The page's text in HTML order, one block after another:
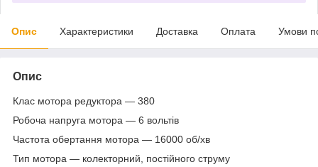
Опис Характеристики Доставка Оплата Умови
Опис
Клас мотора редуктора — 380
Робоча напруга мотора — 6 вольтів
Частота обертання мотора — 16000 об/хв
Тип мотора — колекторний, постійного струму